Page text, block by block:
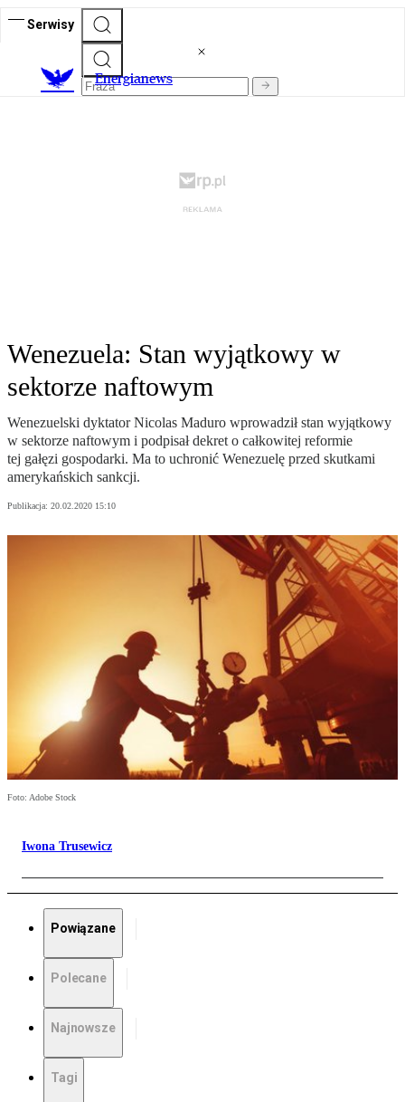
Serwisy
Energianews
Wenezuela: Stan wyjątkowy w
sektorze naftowym
Wenezuelski dyktator Nicolas Maduro wprowadził stan wyjątkowy
w sektorze naftowym i podpisał dekret o całkowitej reformie
tej gałęzi gospodarki. Ma to uchronić Wenezuelę przed skutkami
amerykańskich sankcji.
Publikacja: 20.02.2020 15:10
Foto: Adobe Stock
Iwona Trusewicz
Powiązane
Polecane
Najnowsze
Tagi